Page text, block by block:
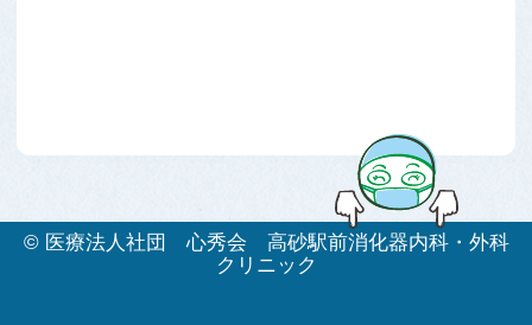
© 医療法人社団 心秀会 高砂駅前消化器内科・外科
クリニック